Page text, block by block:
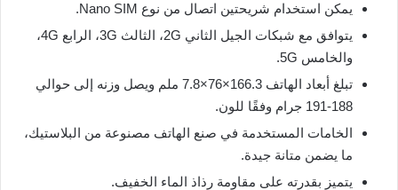
يمكن استخدام شريحتين اتصال من نوع Nano SIM.
يتوافق مع شبكات الجيل الثاني 2G، الثالث 3G، الرابع 4G،
والخامس 5G.
تبلغ أبعاد الهاتف 166.3×76×7.8 ملم ويصل وزنه إلى حوالي
188-191 جرام وفقًا للون.
الخامات المستخدمة في صنع الهاتف مصنوعة من البلاستيك،
ما يضمن متانة جيدة.
يتميز بقدرته على مقاومة رذاذ الماء الخفيف.